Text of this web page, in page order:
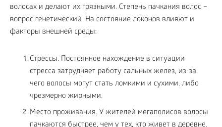
волосах и делают их грязными. Степень пачкания волос –
вопрос генетический. На состояние локонов влияют и
факторы внешней среды:
Стрессы. Постоянное нахождение в ситуации
стресса затрудняет работу сальных желез, из-за
чего волосы могут стать ломкими и сухими, либо
чрезмерно жирными.
Место проживания. У жителей мегаполисов волосы
пачкаются быстрее, чем у тех, кто живет в деревне.